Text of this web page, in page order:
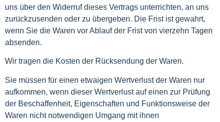
uns über den Widerruf dieses Vertrags unterrichten, an uns
zurückzusenden oder zu übergeben. Die Frist ist gewahrt,
wenn Sie die Waren vor Ablauf der Frist von vierzehn Tagen
absenden.
Wir tragen die Kosten der Rücksendung der Waren.
Sie müssen für einen etwaigen Wertverlust der Waren nur
aufkommen, wenn dieser Wertverlust auf einen zur Prüfung
der Beschaffenheit, Eigenschaften und Funktionsweise der
Waren nicht notwendigen Umgang mit ihnen